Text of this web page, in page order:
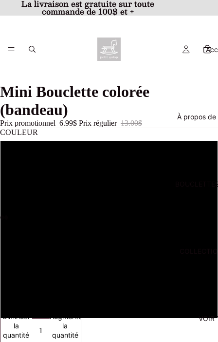
La livraison est gratuite sur toute
commande de 100$ et +
La livraison est gratuite sur toute
commande de 100$ et +
À propos de
VOIR
Mini Bouclette colorée
(bandeau)
Prix promotionnel 6.99$ Prix régulier 13.00$
COULEUR
Diminuer
la
quantité
Augmenter
la
quantité